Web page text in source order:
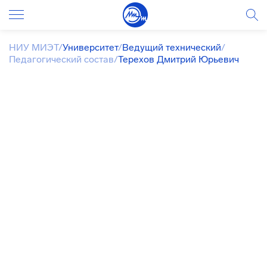
НИУ МИЭТ/Университет/Ведущий технический/
Педагогический состав/Терехов Дмитрий Юрьевич